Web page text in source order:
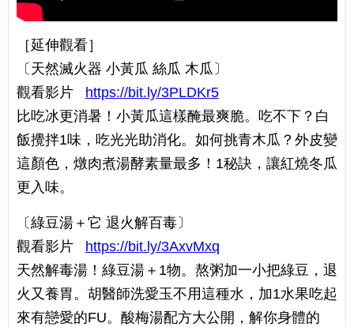
［延伸觀看］
〔天然滅火器 小黃瓜 絲瓜 木瓜〕
觀看影片 https://bit.ly/3PLDKr5
比吃冰更消暑！小黃瓜這樣醃最爽脆。吃不下？白
飯攪拌1味，吃光光助消化。如何挑青木瓜？外皮變
這顏色，燉肉煮湯酵素量最多！1秘訣，讓紅燒冬瓜
更入味。
〔綠豆湯＋它 退火解百毒〕
觀看影片 https://bit.ly/3AxvMxq
天然解毒湯！綠豆湯＋1物。熬粥加一小把綠豆，退
火又養胃。胡醫師洗愛玉不用這種水，加1水果吃起
來有戀愛的FU。酸梅湯配方大公開，解你身體的